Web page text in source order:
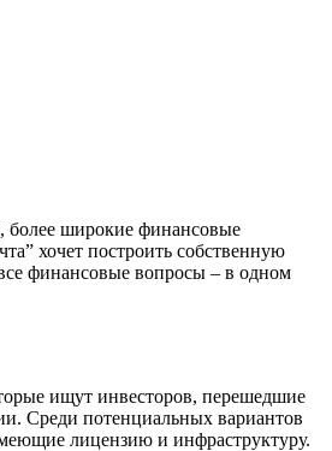
более широкие финансовые
хочет построить собственную
финансовые вопросы – в одном
ищут инвесторов, перешедшие
Среди потенциальных вариантов
лицензию и инфраструктуру.